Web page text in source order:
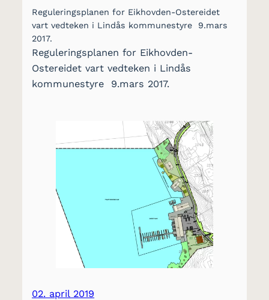
Reguleringsplanen for Eikhovden-Ostereidet
vart vedteken i Lindås kommunestyre 9.mars
2017.
Reguleringsplanen for Eikhovden-
Ostereidet vart vedteken i Lindås
kommunestyre 9.mars 2017.
02. april 2019